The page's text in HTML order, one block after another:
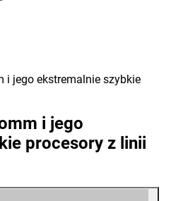
i jego ekstremalnie szybkie
i jego
procesory z linii